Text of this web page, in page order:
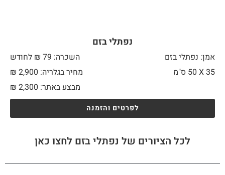
נפתלי בזם
אמן: נפתלי בזם
השכרה: 79 ₪ לחודש
35 X
מחיר בגלריה: 2,900 ₪
מבצע באתר:
₪ 2,300
לפרטים והזמנה
לכל הציורים של נפתלי בזם לחצו כאן